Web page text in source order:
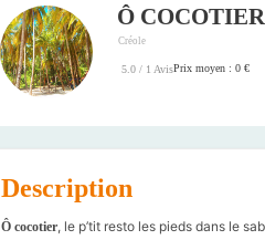
Ô COCOTIER
Créole
5.0 / 1 AvisPrix moyen : 0 €
Description
Ô cocotier , le p’tit resto les pieds dans le